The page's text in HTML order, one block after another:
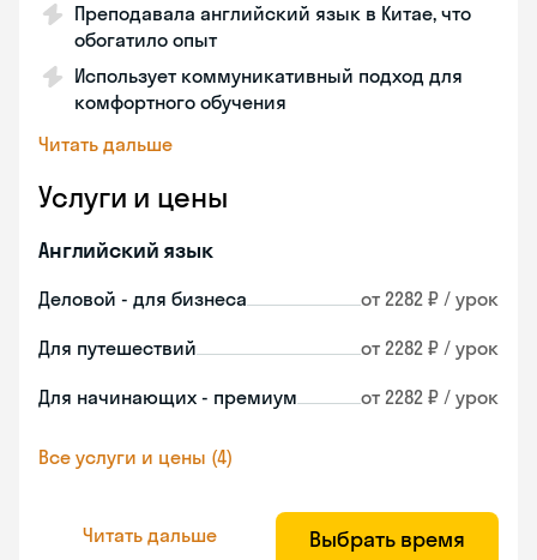
Преподавала английский язык в Китае, что
обогатило опыт
Использует коммуникативный подход для
комфортного обучения
Читать дальше
Услуги и цены
Английский язык
Деловой - для бизнеса от 2282 ₽ / урок
Для путешествий от 2282 ₽ / урок
Для начинающих - премиум от 2282 ₽ / урок
Все услуги и цены (4)
Читать дальше Выбрать время